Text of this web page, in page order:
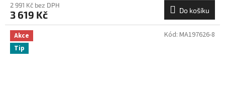
2 991 Kč bez DPH
3 619 Kč Do košíku
Akce
Tip
Kód: MA197626-8